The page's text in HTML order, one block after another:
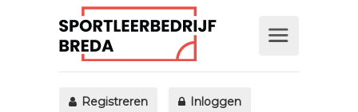
Registreren Inloggen